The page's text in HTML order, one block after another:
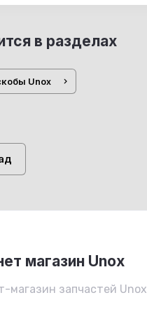
в разделах
Unox
магазин Unox
магазин запчастей Unox